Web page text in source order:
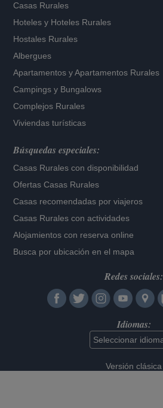
Casas Rurales
Hoteles y Hoteles Rurales
Hostales Rurales
Albergues
Apartamentos yApartamentos Rurales
Campings y Bungalows
Complejos Rurales
Viviendas turísticas
Búsquedas especiales:
Casas Rurales con disponibilidad
Ofertas Casas Rurales
Casas recomendadas por viajeros
Casas Rurales con actividades
Alojamientos con reserva online
Busca por ubicación en el mapa
Redes sociales:
Idiomas:
Versión clásica